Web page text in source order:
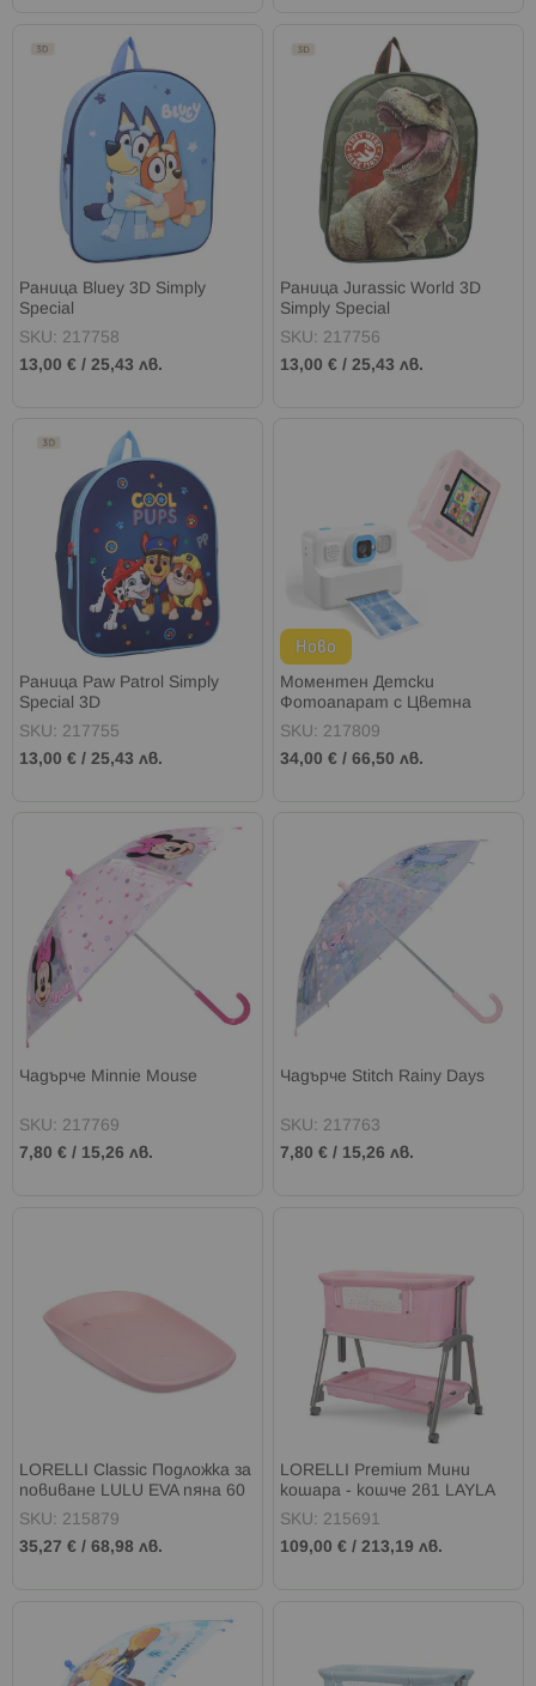
Раница Bluey 3D Simply
Special
SKU: 217758
13,00 € / 25,43 лв.
Раница Jurassic World 3D
Simply Special
SKU: 217756
13,00 € /25,43 лв.
Раница Paw Patrol Simply
Special 3D
SKU: 217755
13,00 € / 25,43 лв.
Ново
Моментен Детски
Фотоапарат с Цветна
Хартия 2 цвята
SKU: 217809
34,00 € /66,50 лв.
Чадърче Minnie Mouse
SKU: 217769
7,80 € / 15,26 лв.
Чадърче Stitch Rainy Days
SKU: 217763
7,80 € / 15,26 лв.
LORELLI Classic Подложка за
повиване LULU EVA пяна 60
см. PINK
SKU: 215879
35,27 € / 68,98 лв.
LORELLI Premium Мини
кошара - кошче 2в1 LAYLA
PINK
SKU: 215691
109,00 € /213,19 лв.